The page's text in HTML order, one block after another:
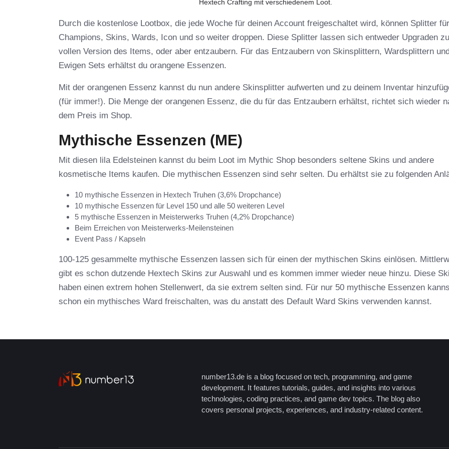
Hextech Crafting mit verschiedenem Loot.
Durch die kostenlose Lootbox, die jede Woche für deinen Account freigeschaltet wird, können Splitter für
Champions, Skins, Wards, Icon und so weiter droppen. Diese Splitter lassen sich entweder Upgraden
vollen Version des Items, oder aber entzaubern. Für das Entzaubern von Skinsplittern, Wardsplittern und
Ewigen Sets erhältst du orangene Essenzen.
Mit der orangenen Essenz kannst du nun andere Skinsplitter aufwerten und zu deinem Inventar
(für immer!). Die Menge der orangenen Essenz, die du für das Entzaubern erhältst, richtet sich wieder
dem Preis im Shop.
Mythische Essenzen (ME)
Mit diesen lila Edelsteinen kannst du beim Loot im Mythic Shop besonders seltene Skins und andere
kosmetische Items kaufen. Die mythischen Essenzen sind sehr selten. Du erhältst sie zu folgenden
10 mythische Essenzen in Hextech Truhen (3,6% Dropchance)
10 mythische Essenzen für Level 150 und alle 50 weiteren Level
5 mythische Essenzen in Meisterwerks Truhen (4,2% Dropchance)
Beim Erreichen von Meisterwerks-Meilensteinen
Event Pass / Kapseln
100-125 gesammelte mythische Essenzen lassen sich für einen der mythischen Skins einlösen.
gibt es schon dutzende Hextech Skins zur Auswahl und es kommen immer wieder neue hinzu. Diese
haben einen extrem hohen Stellenwert, da sie extrem selten sind. Für nur 50 mythische Essenzen
schon ein mythisches Ward freischalten, was du anstatt des Default Ward Skins verwenden kannst.
number13.de is a blog focused on tech, programming, and game
development. It features tutorials, guides, and insights into various
technologies, coding practices, and game dev topics. The blog also
covers personal projects, experiences, and industry-related content.